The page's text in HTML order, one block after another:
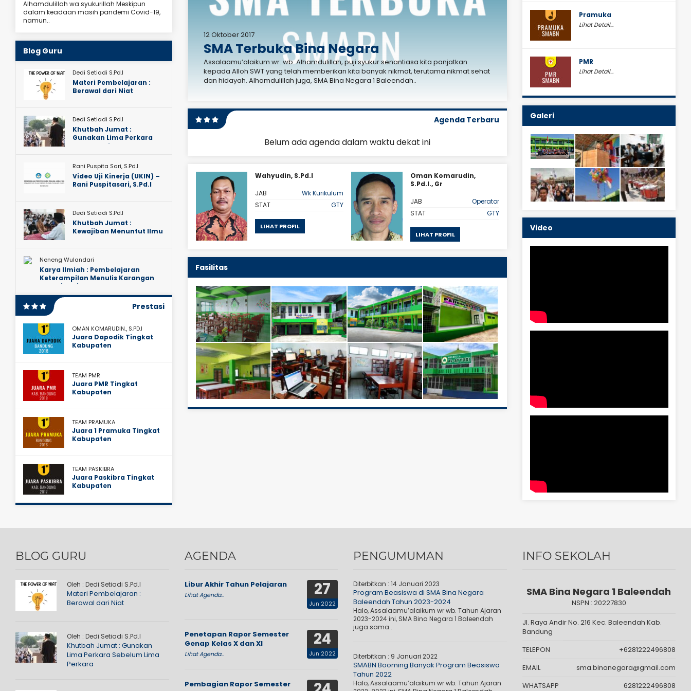
Resmi Pendidikan
Dinas Pendidikan Provinsi Tahun 2017
PADAMU NEGERI :
: vervalptk.dikdasmen.kemdikbud.go.id SIM
DATA GURU..
12 Oktober 2017
SMA Terbuka Bina Negara
Assalaamu’alaikum wr. wb. Alhamdulillah, puji syukur senantiasa kita panjatkan
kepada Alloh SWT yang telah memberikan kita banyak nikmat, terutama nikmat sehat
dan hidayah. Alhamdulillah juga, SMA Bina Negara 1 Baleendah..
15 Juli 2017
Daftar Akses Web
DAPODIK : dapo.dikdasmen.kemdikbud.go.id
simpatika.kemenag.go.id VERVAL PTK :
GURU : paspor.simpkb.id sim.gurupembelajar.go.id
Agenda Terbaru
Belum ada agenda dalam waktu dekat ini
PTY
Iis Sumyati, S.Pd., Gr
LIHAT PROFIL
Wahyudin, S.Pd.I
JAB
Wk Kurikulum
STAT
GTY
LIHAT PROFIL
Oman Komarudin,
S.Pd.I., Gr
JAB
Operator
STAT
GTY
LIHAT PROFIL
Dra. Hj. Imas Nurhayati,
M.Pd., M.M
JAB
Yayasan
Fasilitas
Alhamdulillah wa syukurillah Meskipun
dalam keadaan masih pandemi Covid-19,
namun..
Blog Guru
Dedi Setiadi S.Pd.I
Materi Pembelajaran :
Berawal dari Niat
Dedi Setiadi S.Pd.I
Khutbah Jumat :
Gunakan Lima Perkara
Sebelum Lima Perkara
Rani Puspita Sari, S.Pd.I
Video Uji Kinerja (UKIN) –
Rani Puspitasari, S.Pd.I
Dedi Setiadi S.Pd.I
Khutbah Jumat :
Kewajiban Menuntut Ilmu
Neneng Wulandari
Karya Ilmiah : Pembelajaran
Keterampilan Menulis Karangan
Narasi dari Teks Wawancara
dengan Menggunakan Metode
Problem Based InstructionPrestasi
OMAN KOMARUDIN., S.PD.I
Juara Dapodik Tingkat
Kabupaten
TEAM PMR
Juara PMR Tingkat
Kabupaten
TEAM PRAMUKA
Juara 1 Pramuka Tingkat
Kabupaten
TEAM PASKIBRA
Juara Paskibra Tingkat
Kabupaten
Pramuka
Lihat Detail...
PMR
Lihat Detail...
Galeri
Video
BLOG GURU
Oleh : Dedi Setiadi S.Pd.I
Materi Pembelajaran :
Berawal dari Niat
Oleh : Dedi Setiadi S.Pd.I
Khutbah Jumat : Gunakan
Lima Perkara Sebelum Lima
Perkara
AGENDA
27
Jun 2022
Libur Akhir Tahun Pelajaran
Lihat Agenda...
24
Jun 2022
Penetapan Rapor Semester
Genap Kelas X dan XI
Lihat Agenda...
Pembagian Rapor Semester
PENGUMUMAN
Diterbitkan : 14 Januari 2023
Program Beasiswa di SMA Bina Negara
Baleendah Tahun 2023-2024
Halo, Assalaamu’alaikum wr wb. Tahun Ajaran
2023-2024 ini, SMA Bina Negara 1 Baleendah
juga sama..
Diterbitkan : 9 Januari 2022
SMABN Booming Banyak Program Beasiswa
Tahun 2022
Halo, Assalaamu’alaikum wr wb. Tahun Ajaran
INFO SEKOLAH
SMA Bina Negara 1 Baleendah
NSPN : 20227830
Jl. Raya Andir No. 216 Kec. Baleendah Kab.
Bandung
TELEPON
+6281222496808
EMAIL
sma.binanegara@gmail.com
WHATSAPP
6281222496808